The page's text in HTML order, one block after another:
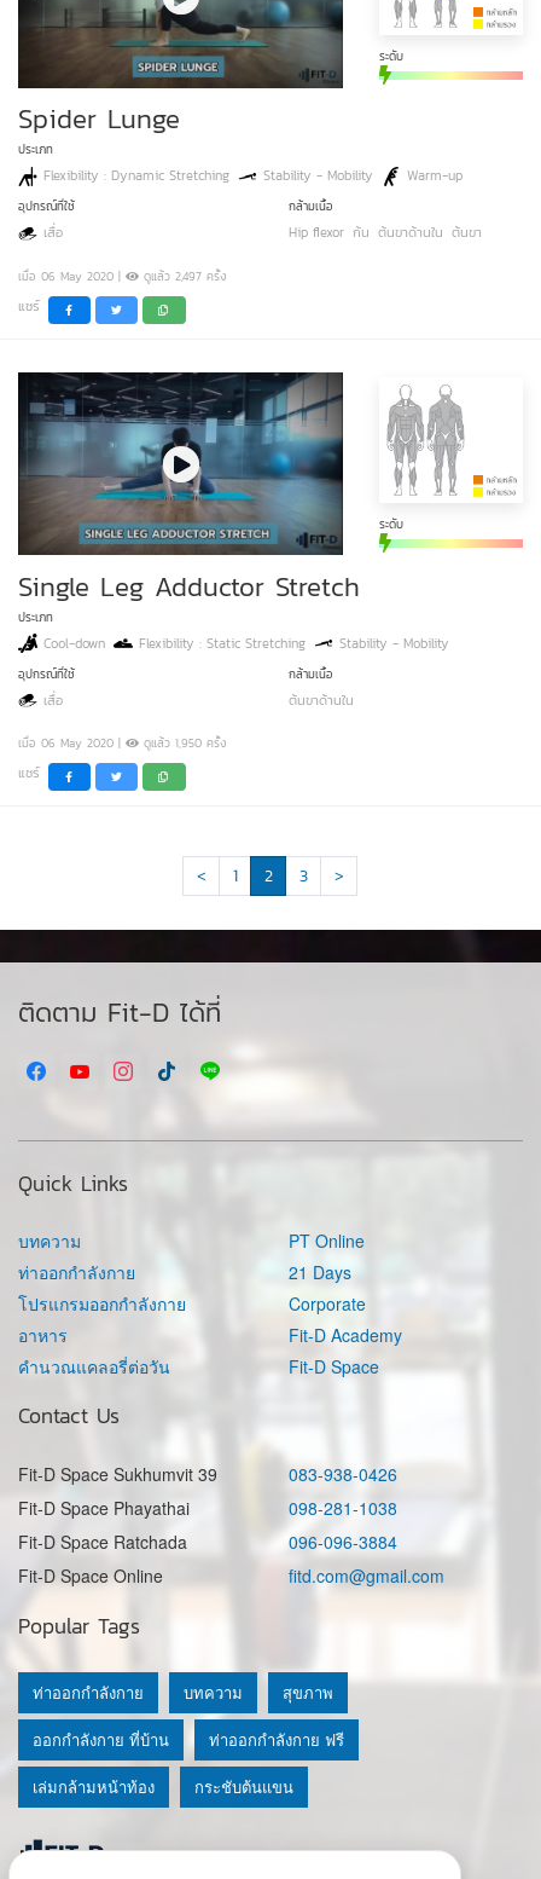
ระดับ
Spider Lunge
ประเภท
Flexibility : Dynamic Stretching Stability - Mobility Warm-up
อุปกรณ์ที่ใช้
เสื่อ
กล้ามเนื้อ
Hip flexor ก้น ต้นขาด้านใน ต้นขา
เมื่อ 06 May 2020 | ดูแล้ว 2,497 ครั้ง
แชร์
ระดับ
Single Leg Adductor Stretch
ประเภท
Cool-down Flexibility : Static Stretching Stability - Mobility
อุปกรณ์ที่ใช้
เสื่อ
กล้ามเนื้อ
ต้นขาด้านใน
เมื่อ 06 May 2020 | ดูแล้ว 1,950 ครั้ง
แชร์
< 1 2 3 >
ติดตาม Fit-D ได้ที่
Quick Links
บทความ
ท่าออกกำลังกาย
โปรแกรมออกกำลังกาย
อาหาร
คำนวณแคลอรี่ต่อวัน
PT Online
21 Days
Corporate
Fit-D Academy
Fit-D Space
Contact Us
Fit-D Space Sukhumvit 39
083-938-0426
Fit-D Space Phayathai
098-281-1038
Fit-D Space Ratchada
096-096-3884
Fit-D Space Online
fitd.com@gmail.com
Popular Tags
ท่าออกกำลังกาย บทความ สุขภาพ
ออกกำลังกาย ที่บ้าน ท่าออกกำลังกาย ฟรี
เล่มกล้ามหน้าท้อง กระชับต้นแขน